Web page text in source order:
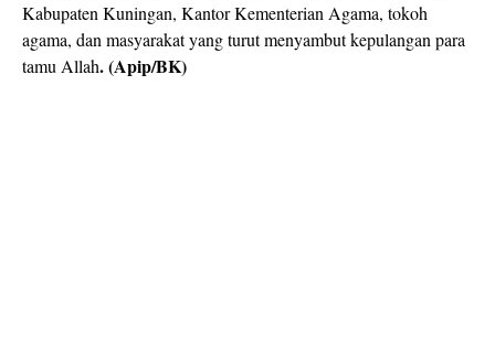
Kabupaten Kuningan, Kantor Kementerian Agama, tokoh
agama, dan masyarakat yang turut menyambut kepulangan para
tamu Allah. (Apip/BK)